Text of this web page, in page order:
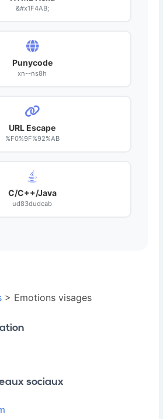
&#x1F4AB;
Punycode
xn--ns8h
URL Escape
%F0%9F%92%AB
C/C++/Java
ud83dudcab
> Emotions visages
sociaux